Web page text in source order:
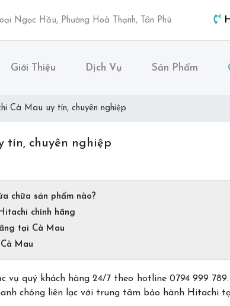
Ngọc Hầu, Phường Hoà Thạnh, Tân Phú
Giới Thiệu Dịch Vụ Sản Phẩm
Cà Mau uy tín, chuyên nghiệp
tín, chuyên nghiệp
chữa sản phẩm nào?
chính hãng
tại Cà Mau
Mau
vụ quý khách hàng 24/7 theo hotline 0794 999
chóng liên lạc với trung tâm bảo hành Hitachi